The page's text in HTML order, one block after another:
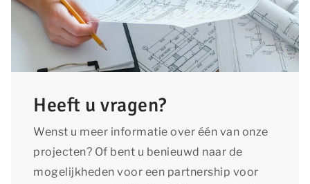
Heeft u vragen?
Wenst u meer informatie over één van onze
projecten? Of bent u benieuwd naar de
mogelijkheden voor een partnership voor